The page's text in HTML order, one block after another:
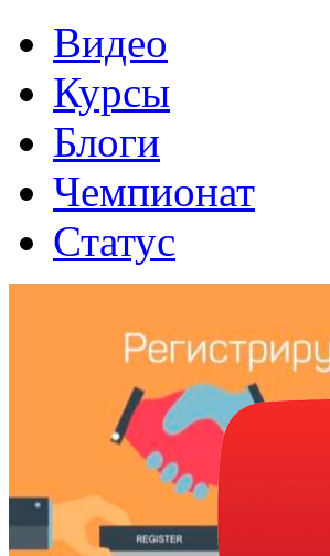
Видео
Курсы
Блоги
Чемпионат
Статус